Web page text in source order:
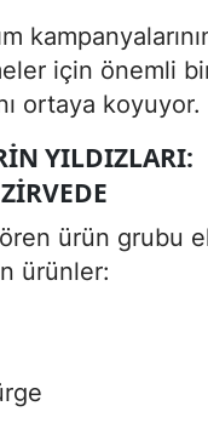
için önemli
ortaya koyuyor.
YILDIZLARI:
ürün grubu
ürünler: